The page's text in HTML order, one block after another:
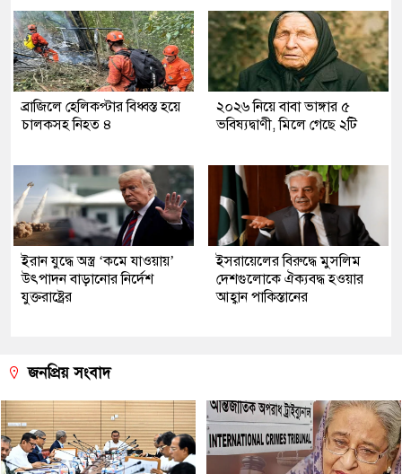
ব্রাজিলে হেলিকপ্টার বিধ্বস্ত হয়ে
চালকসহ নিহত ৪
২০২৬ নিয়ে বাবা ভাঙ্গার ৫
ভবিষ্যদ্বাণী, মিলে গেছে ২টি
ইরান যুদ্ধে অস্ত্র ‘কমে যাওয়ায়’
উৎপাদন বাড়ানোর নির্দেশ
যুক্তরাষ্ট্রের
ইসরায়েলের বিরুদ্ধে মুসলিম
দেশগুলোকে ঐক্যবদ্ধ হওয়ার
আহ্বান পাকিস্তানের
জনপ্রিয় সংবাদ